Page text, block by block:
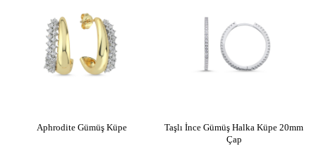
Aphrodite Gümüş Küpe
Taşlı İnce Gümüş Halka Küpe 20mm
Çap